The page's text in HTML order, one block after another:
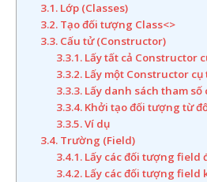
3.1. Lớp (Classes)
3.2. Tạo đối tượng Class<>
3.3. Cấu tử (Constructor)
3.3.1. Lấy tất cả Constructor
3.3.2. Lấy một Constructor cụ
3.3.3. Lấy danh sách tham
3.3.4. Khởi tạo đối tượng từ
3.3.5. Ví dụ
3.4. Trường (Field)
3.4.1. Lấy các đối tượng
3.4.2. Lấy các đối tượng field